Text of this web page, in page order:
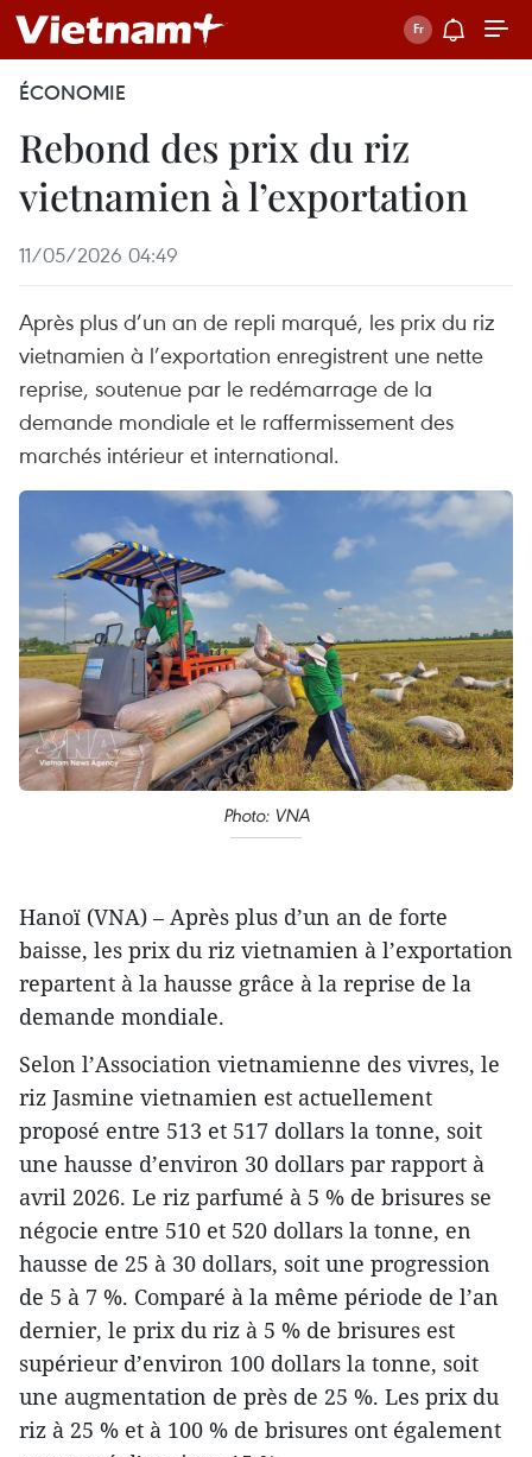
ÉCONOMIE
Rebond des prix du riz
vietnamien à l’exportation
11/05/2026 04:49
Après plus d’un an de repli marqué, les prix du riz
vietnamien à l’exportation enregistrent une nette
reprise, soutenue par le redémarrage de la
demande mondiale et le raffermissement des
marchés intérieur et international.
Photo: VNA
Hanoï (VNA) – Après plus d’un an de forte
baisse, les prix du riz vietnamien à l’exportation
repartent à la hausse grâce à la reprise de la
demande mondiale.
Selon l’Association vietnamienne des vivres, le
riz Jasmine vietnamien est actuellement
proposé entre 513 et 517 dollars la tonne, soit
une hausse d’environ 30 dollars par rapport à
avril 2026. Le riz parfumé à 5 % de brisures se
négocie entre 510 et 520 dollars la tonne, en
hausse de 25 à 30 dollars, soit une progression
de 5 à 7 %. Comparé à la même période de l’an
dernier, le prix du riz à 5 % de brisures est
supérieur d’environ 100 dollars la tonne, soit
une augmentation de près de 25 %. Les prix du
riz à 25 % et à 100 % de brisures ont également